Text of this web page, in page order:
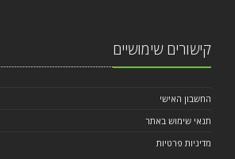
קישורים שימושיים
החשבון האישי
תנאי שימוש באתר
מדיניות פרטיות